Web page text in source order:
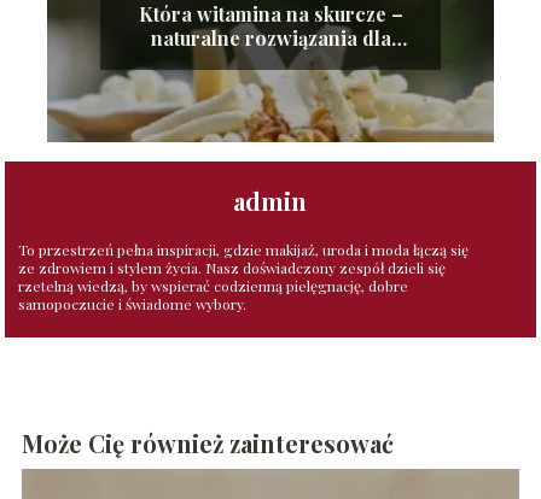
Która witamina na skurcze –
naturalne rozwiązania dla
zdrowych mięśni
admin
To przestrzeń pełna inspiracji, gdzie makijaż, uroda i moda łączą się
ze zdrowiem i stylem życia. Nasz doświadczony zespół dzieli się
rzetelną wiedzą, by wspierać codzienną pielęgnację, dobre
samopoczucie i świadome wybory.
Może Cię również zainteresować